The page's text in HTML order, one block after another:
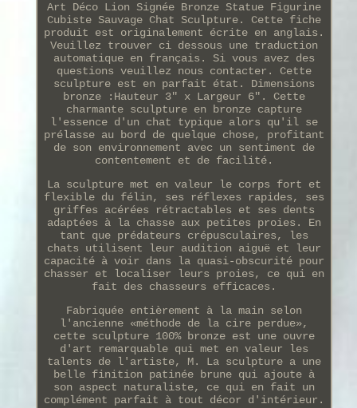
Art Déco Lion Signée Bronze Statue Figurine
Cubiste Sauvage Chat Sculpture. Cette fiche
produit est originalement écrite en anglais.
Veuillez trouver ci dessous une traduction
automatique en français. Si vous avez des
questions veuillez nous contacter. Cette
sculpture est en parfait état. Dimensions
bronze :Hauteur 3" x Largeur 6". Cette
charmante sculpture en bronze capture
l'essence d'un chat typique alors qu'il se
prélasse au bord de quelque chose, profitant
de son environnement avec un sentiment de
contentement et de facilité.
La sculpture met en valeur le corps fort et
flexible du félin, ses réflexes rapides, ses
griffes acérées rétractables et ses dents
adaptées à la chasse aux petites proies. En
tant que prédateurs crépusculaires, les
chats utilisent leur audition aiguë et leur
capacité à voir dans la quasi-obscurité pour
chasser et localiser leurs proies, ce qui en
fait des chasseurs efficaces.
Fabriquée entièrement à la main selon
l'ancienne «méthode de la cire perdue»,
cette sculpture 100% bronze est une ouvre
d'art remarquable qui met en valeur les
talents de l'artiste, M. La sculpture a une
belle finition patinée brune qui ajoute à
son aspect naturaliste, ce qui en fait un
complément parfait à tout décor d'intérieur.